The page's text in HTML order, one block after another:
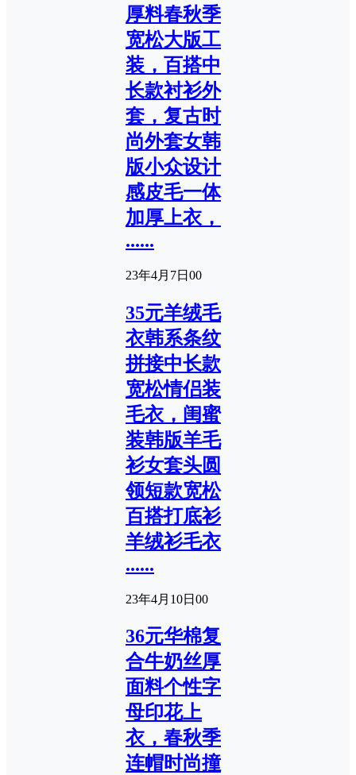
厚料春秋季
宽松大版工
装，百搭中
长款衬衫外
套，复古时
尚外套女韩
版小众设计
感皮毛一体
加厚上衣，
......
23年4月7日 00
35元羊绒毛
衣韩系条纹
拼接中长款
宽松情侣装
毛衣，闺蜜
装韩版羊毛
衫女套头圆
领短款宽松
百搭打底衫
羊绒衫毛衣
......
23年4月10日 00
36元华棉复
合牛奶丝厚
面料个性字
母印花上
衣，春秋季
连帽时尚撞